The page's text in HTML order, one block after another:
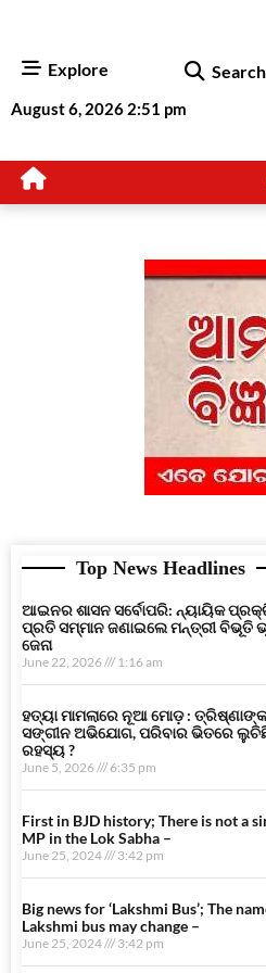
Explore Search
August 6, 2026 2:51 pm
Top News Headlines
ଆଇନର ଶାସନ ସର୍ବୋପରି: ନ୍ୟାୟିକ
ପ୍ରତି ସମ୍ମାନ ଜଣାଇଲେ ମନ୍ତ୍ରୀ ବିଭୂତି
ଜେନା
June 22, 2026 1:16 am
ହତ୍ୟା ମାମଲାରେ ନୂଆ ମୋଡ଼ : ତ୍ରିଷ୍ଣାଙ୍କ
ସଙ୍ଗୀନ ଅଭିଯୋଗ, ପରିବାର ଭିତରେ
ରହସ୍ୟ ?
June 5, 2026 6:35 pm
First in BJD history; There is not a
MP in the Lok Sabha –
June 25, 2024 3:42 pm
Big news for ‘Lakshmi Bus’; The
Lakshmi bus may change –
June 25, 2024 3:42 pm